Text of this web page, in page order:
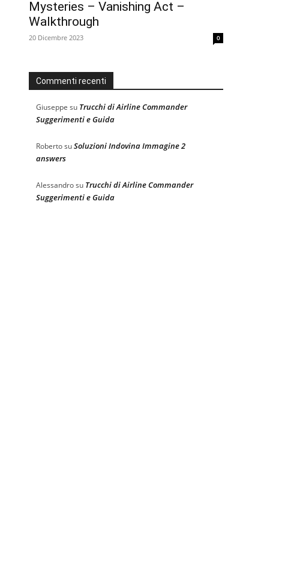
Mysteries – Vanishing Act –
Walkthrough
20 Dicembre 2023 0
Commenti recenti
Giuseppe su Trucchi di Airline Commander
Suggerimenti e Guida
RobertosuSoluzioni Indovina Immagine 2
answers
Alessandrosu Trucchi di Airline Commander
Suggerimenti e Guida